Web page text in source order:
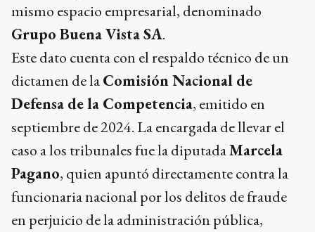
mismo espacio empresarial, denominado
Grupo Buena Vista SA.
Este dato cuenta con el respaldo técnico de un
dictamen de laComisión Nacional de
Defensa de la Competencia, emitido en
septiembre de 2024. La encargada de llevar el
caso a los tribunales fue la diputadaMarcela
Pagano, quien apuntó directamente contra la
funcionaria nacional por los delitos de fraude
en perjuicio de la administración pública,